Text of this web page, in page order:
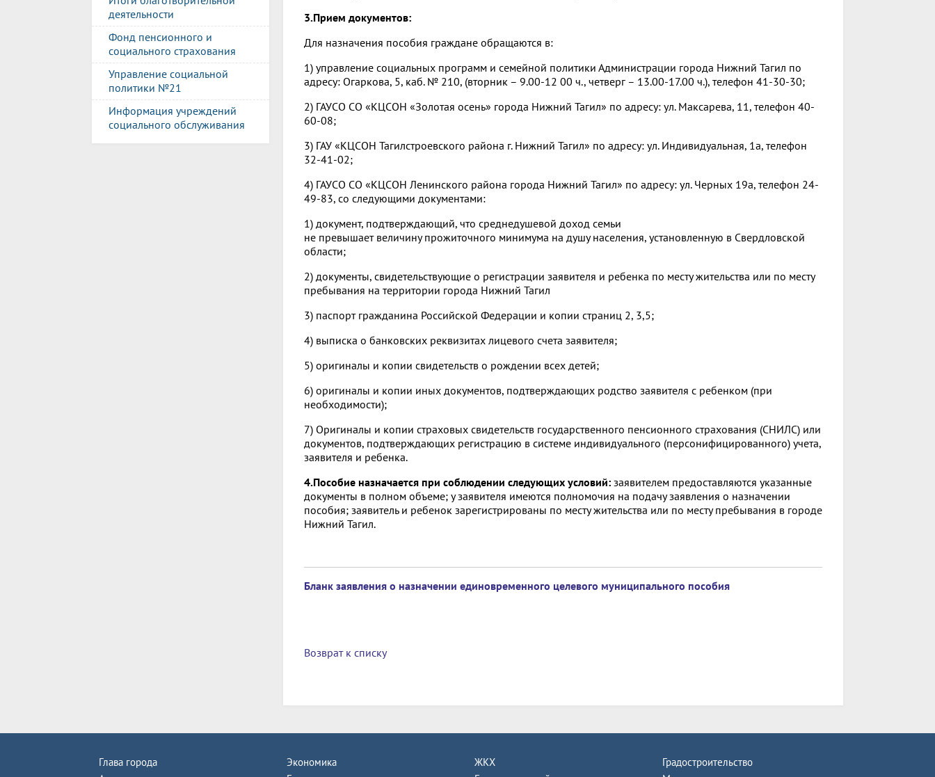
деятельности
Фонд пенсионного и
социального страхования
Управление социальной
политики №21
Информация учреждений
социального обслуживания
3.Прием документов:
Для назначения пособия граждане обращаются в:
1) управление социальных программ и семейной политики Администрации города Нижний Тагил по
адресу: Огаркова, 5, каб. № 210, (вторник – 9.00-12 00 ч., четверг – 13.00-17.00 ч.), телефон 41-30-30;
2) ГАУСО СО «КЦСОН «Золотая осень» города Нижний Тагил» по адресу: ул. Максарева, 11, телефон 40-
60-08;
3) ГАУ «КЦСОН Тагилстроевского района г. Нижний Тагил» по адресу: ул. Индивидуальная, 1а, телефон
32-41-02;
4) ГАУСО СО «КЦСОН Ленинского района города Нижний Тагил» по адресу: ул. Черных 19а, телефон 24-
49-83, со следующими документами:
1) документ, подтверждающий, что среднедушевой доход семьи
не превышает величину прожиточного минимума на душу населения, установленную в Свердловской
области;
2) документы, свидетельствующие о регистрации заявителя и ребенка по месту жительства или по месту
пребывания на территории города Нижний Тагил
3) паспорт гражданина Российской Федерации и копии страниц 2, 3,5;
4) выписка о банковских реквизитах лицевого счета заявителя;
5) оригиналы и копии свидетельств о рождении всех детей;
6) оригиналы и копии иных документов, подтверждающих родство заявителя с ребенком (при
необходимости);
7) Оригиналы и копии страховых свидетельств государственного пенсионного страхования (СНИЛС) или
документов, подтверждающих регистрацию в системе индивидуального (персонифицированного) учета,
заявителя и ребенка.
4.Пособие назначается при соблюдении следующих условий: заявителем предоставляются указанные
документы в полном объеме; у заявителя имеются полномочия на подачу заявления о назначении
пособия; заявитель и ребенок зарегистрированы по месту жительства или по месту пребывания в городе
Нижний Тагил.
Бланк заявления о назначении единовременного целевого муниципального пособия
Возврат к списку
Глава города
Экономика
ЖКХ
Градостроительство